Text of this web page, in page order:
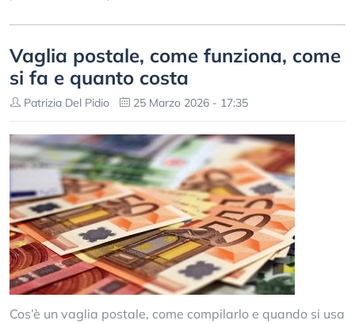
Vaglia postale, come funziona, come
si fa e quanto costa
Patrizia Del Pidio 25 Marzo 2026 - 17:35
Cos’è un vaglia postale, come compilarlo e quando si usa